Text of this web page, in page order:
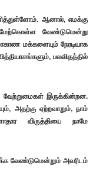
ஆனால், எமக்கு
மேற்கொள்ள வேண்டுமென்று
மக்களையும் நேரடியாக
பலவிதத்தில்
வேற்றுமைகள் இருக்கின்றன.
அதற்கு ஏற்றவாறும், நாம்
விருத்தியை நாமே
வேண்டுமென்றும் அவரிடம்